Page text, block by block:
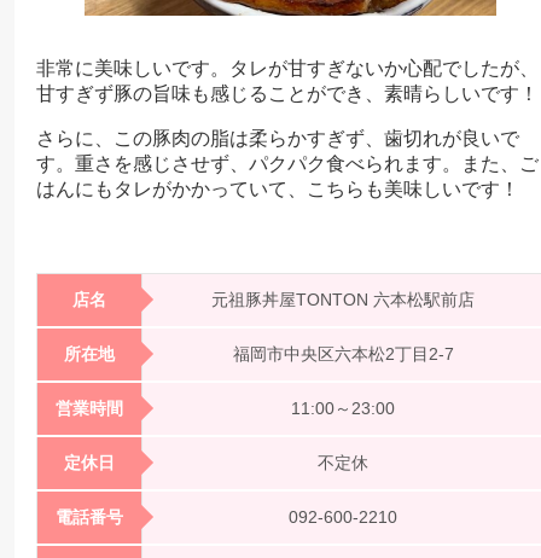
非常に美味しいです。タレが甘すぎないか心配でしたが、
甘すぎず豚の旨味も感じることができ、素晴らしいです！
さらに、この豚肉の脂は柔らかすぎず、歯切れが良いで
す。重さを感じさせず、パクパク食べられます。また、ご
はんにもタレがかかっていて、こちらも美味しいです！
店名 元祖豚丼屋TONTON 六本松駅前店
所在地 福岡市中央区六本松2丁目2-7
営業時間 11:00～23:00
定休日 不定休
電話番号 092-600-2210